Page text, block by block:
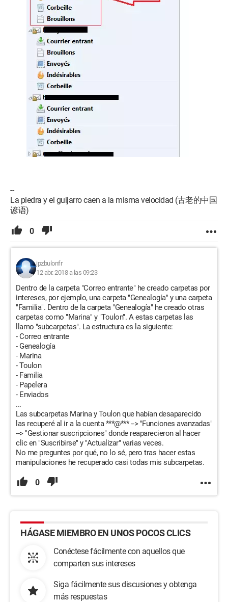
--
La piedra y el guijarro caen a la misma velocidad (古老的中国
谚语)
0
jpzbulonfr
12 abr. 2018 a las 09:23
Dentro de la carpeta "Correo entrante" he creado carpetas por
intereses, por ejemplo, una carpeta "Genealogía" y una carpeta
"Familia". Dentro de la carpeta "Genealogía" he creado otras
carpetas como "Marina" y "Toulon". A estas carpetas las
llamo "subcarpetas". La estructura es la siguiente:
- Correo entrante
- Genealogía
- Marina
- Toulon
- Familia
- Papelera
- Enviados
...
Las subcarpetas Marina y Toulon que habían desaparecido
las recuperé al ir a la cuenta ***@*** --> "Funciones avanzadas"
--> "Gestionar suscripciones" donde reaparecieron al hacer
clic en "Suscribirse" y "Actualizar" varias veces.
No me preguntes por qué, no lo sé, pero tras hacer estas
manipulaciones he recuperado casi todas mis subcarpetas.
0
HÁGASE MIEMBRO EN UNOS POCOS CLICS
Conéctese fácilmente con aquellos que
comparten sus intereses
Siga fácilmente sus discusiones y obtenga
más respuestas